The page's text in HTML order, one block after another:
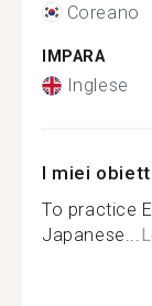
Coreano
IMPARA
Inglese
I miei
To practice
Japanese...